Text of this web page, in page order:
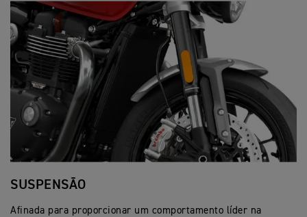
SUSPENSÃO
Afinada para proporcionar um comportamento líder na